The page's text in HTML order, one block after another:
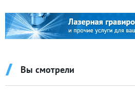
Вы смотрели